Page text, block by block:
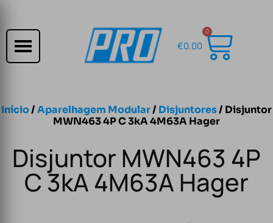
€0.00
0
Início/Aparelhagem Modular/ Disjuntores/ Disjuntor
MWN463 4P C 3kA 4M63A Hager
Disjuntor MWN463 4P
C 3kA 4M63A Hager